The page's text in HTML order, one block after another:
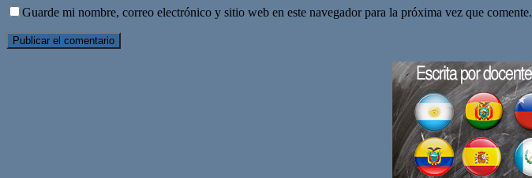
Guarde mi nombre, correo electrónico y sitio web en este navegador para la próxima vez que comente.